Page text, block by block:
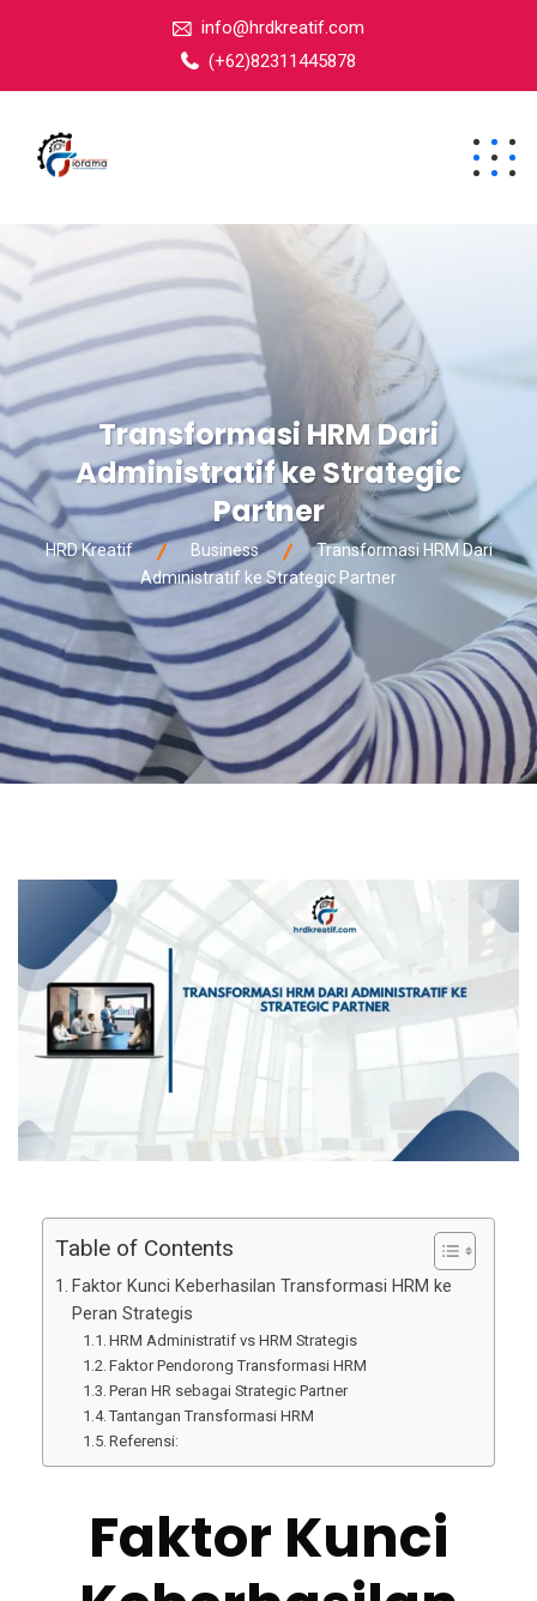
info@hrdkreatif.com
(+62)82311445878
Transformasi HRM Dari
Administratif ke Strategic
Partner
HRD Kreatif Business
Transformasi HRM Dari
Administratif ke Strategic Partner
Table of Contents
Faktor Kunci Keberhasilan Transformasi HRM ke
Peran Strategis
HRM Administratif vs HRM Strategis
Faktor Pendorong Transformasi HRM
Peran HR sebagai Strategic Partner
Tantangan Transformasi HRM
Referensi:
Faktor Kunci